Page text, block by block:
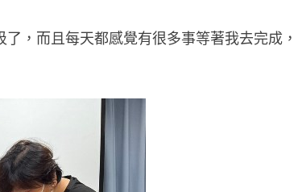
，而且每天都感覺有很多事等著我去完成，